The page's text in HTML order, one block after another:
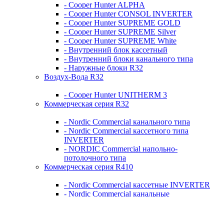
- Cooper Hunter ALPHA
- Cooper Hunter CONSOL INVERTER
- Cooper Hunter SUPREME GOLD
- Cooper Hunter SUPREME Silver
- Cooper Hunter SUPREME White
- Внутренний блок кассетный
- Внутренний блоки канального типа
- Наружные блоки R32
Воздух-Вода R32
- Cooper Hunter UNITHERM 3
Коммерческая серия R32
- Nordic Commercial канального типа
- Nordic Commercial кассетного типа
INVERTER
- NORDIC Commercial напольно-
потолочного типа
Коммерческая серия R410
- Nordic Commercial кассетные INVERTER
- Nordic Commercial канальные